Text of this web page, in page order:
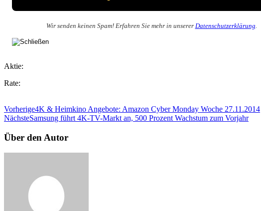
Wir senden keinen Spam! Erfahren Sie mehr in unserer Datenschutzerklärung.
Aktie:
Rate:
Vorherige4K & Heimkino Angebote: Amazon Cyber Monday Woche 27.11.2014
NächsteSamsung führt 4K-TV-Markt an, 500 Prozent Wachstum zum Vorjahr
Über den Autor